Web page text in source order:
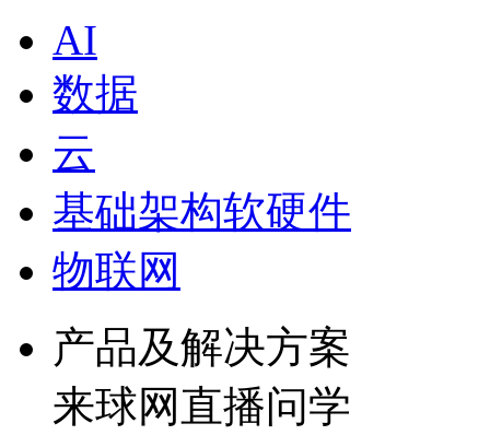
AI
数据
云
基础架构软硬件
物联网
产品及解决方案
来球网直播问学